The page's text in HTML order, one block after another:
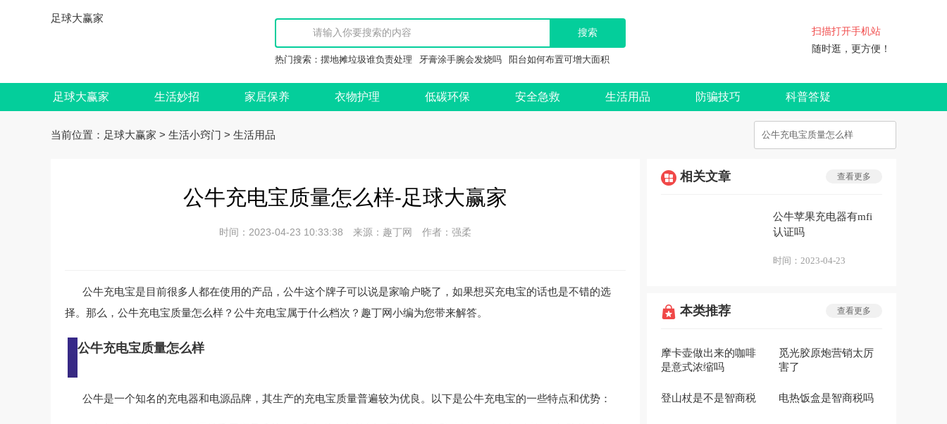
足球大赢家
热门搜索： 摆地摊垃圾谁负责处理 牙膏涂手腕会发烧吗 阳台如何布置可增大面积
扫描打开手机站
随时逛，更方便！
足球大赢家 生活妙招 家居保养 衣物护理 低碳环保 安全急救 生活用品 防骗技巧 科普答疑
当前位置： 足球大赢家 > 生活小窍门 > 生活用品
公牛充电宝质量怎么样-足球大赢家
时间：2023-04-23 10:33:38 来源：趣丁网 作者：强柔
公牛充电宝是目前很多人都在使用的产品，公牛这个牌子可以说是家喻户晓了，如果想买充电宝的话也是不错的选
择。那么，公牛充电宝质量怎么样？公牛充电宝属于什么档次？趣丁网小编为您带来解答。
公牛充电宝质量怎么样
公牛是一个知名的充电器和电源品牌，其生产的充电宝质量普遍较为优良。以下是公牛充电宝的一些特点和优势：
相关文章 查看更多
公牛苹果充电器有mfi
认证吗
时间： 2023-04-23
本类推荐 查看更多
摩卡壶做出来的咖啡
是意式浓缩吗
觅光胶原炮营销太厉
害了
登山杖是不是智商税 电热饭盒是智商税吗